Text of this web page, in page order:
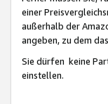
einer
außerhalb der
angeben, zu dem
Sie dürfen keine
einstellen.